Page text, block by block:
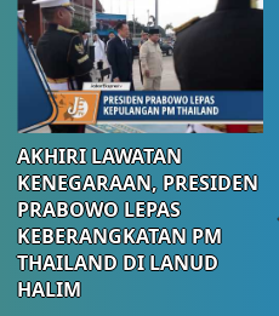
AKHIRI LAWATAN
KENEGARAAN, PRESIDEN
PRABOWO LEPAS
KEBERANGKATAN PM
THAILAND DI LANUD
HALIM